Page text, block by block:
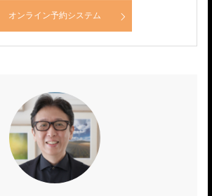
オンライン予約システム